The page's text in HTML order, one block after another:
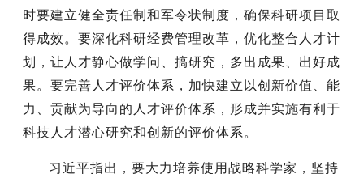
时要建立健全责任制和军令状制度，确保科研项目取
得成效。要深化科研经费管理改革，优化整合人才计
划，让人才静心做学问、搞研究，多出成果、出好成
果。要完善人才评价体系，加快建立以创新价值、能
力、贡献为导向的人才评价体系，形成并实施有利于
科技人才潜心研究和创新的评价体系。
习近平指出，要大力培养使用战略科学家，坚持